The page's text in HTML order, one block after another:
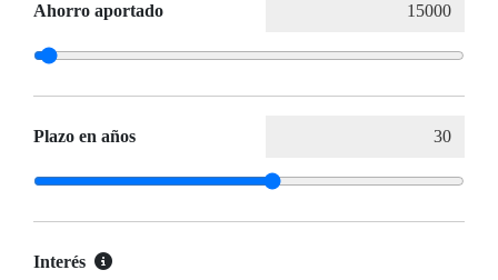
Ahorro aportado
Plazo en años
Interés